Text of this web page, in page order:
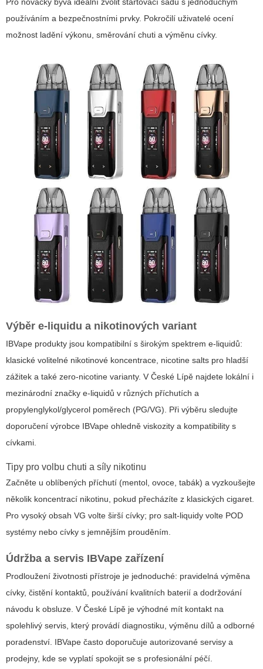
používáním a bezpečnostními prvky. Pokročilí uživatelé ocení
možnost ladění výkonu, směrování chuti a výměnu cívky.
Výběr e-liquidu a nikotinových variant
IBVape produkty jsou kompatibilní s širokým spektrem e-liquidů:
klasické volitelné nikotinové koncentrace, nicotine salts pro hladší
zážitek a také zero-nicotine varianty. V České Lípě najdete lokální i
mezinárodní značky e-liquidů v různých příchutích a
propylenglykol/glycerol poměrech (PG/VG). Při výběru sledujte
doporučení výrobce IBVape ohledně viskozity a kompatibility s
cívkami.
Tipy pro volbu chuti a síly nikotinu
Začněte u oblíbených příchutí (mentol, ovoce, tabák) a vyzkoušejte
několik koncentrací nikotinu, pokud přecházíte z klasických cigaret.
Pro vysoký obsah VG volte širší cívky; pro salt-liquidy volte POD
systémy nebo cívky s jemnějším prouděním.
Údržba a servis IBVape zařízení
Prodloužení životnosti přístroje je jednoduché: pravidelná výměna
cívky, čistění kontaktů, používání kvalitních baterií a dodržování
návodu k obsluze. V České Lípě je výhodné mít kontakt na
spolehlivý servis, který provádí diagnostiku, výměnu dílů a odborné
poradenství. IBVape často doporučuje autorizované servisy a
prodejny, kde se vyplatí spokojit se s profesionální péčí.